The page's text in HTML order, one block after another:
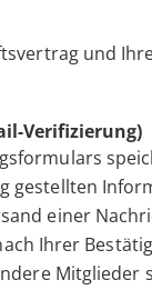
und
Verifizierung)
gestellten
einer
Ihrer
Mitglieder